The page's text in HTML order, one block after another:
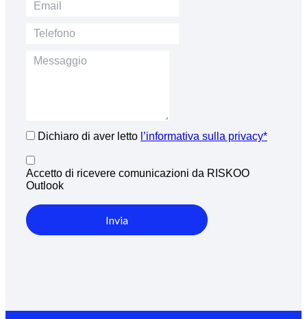
Dichiaro di aver letto l’informativa sulla privacy*
Accetto di ricevere comunicazioni da RISKOO
Outlook
Invia